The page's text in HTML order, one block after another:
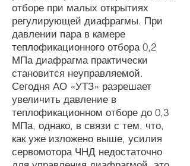
отборе при малых открытиях
регулирующей диафрагмы. При
давлении пара в камере
теплофикационного отбора 0,2
МПа диафрагма практически
становится неуправляемой.
Сегодня АО «УТЗ» разрешает
увеличить давление в
теплофикационном отборе до 0,3
МПа, однако, в связи с тем, что,
как уже изложено выше, усилия
сервомотора ЧНД недостаточно